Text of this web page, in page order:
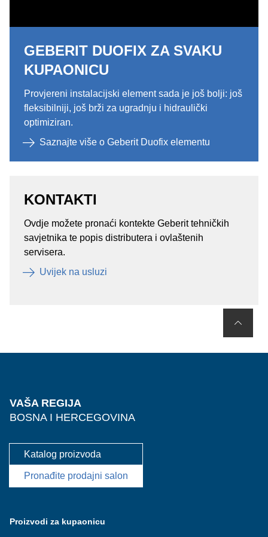
GEBERIT DUOFIX ZA SVAKU
KUPAONICU
Provjereni instalacijski element sada je još bolji: još
fleksibilniji, još brži za ugradnju i hidraulički
optimiziran.
Saznajte više o Geberit Duofix elementu
KONTAKTI
Ovdje možete pronaći kontekte Geberit tehničkih
savjetnika te popis distributera i ovlaštenih
servisera.
Uvijek na usluzi
VAŠA REGIJA
BOSNA I HERCEGOVINA
Katalog proizvoda
Pronađite prodajni salon
Proizvodi za kupaonicu